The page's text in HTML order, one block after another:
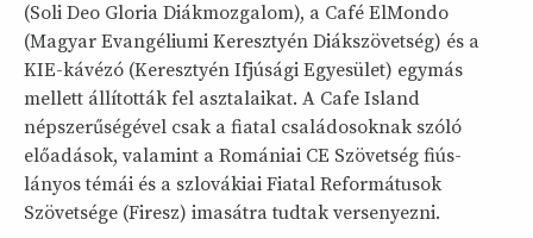
(Soli Deo Gloria Diákmozgalom), a Café ElMondo
(Magyar Evangéliumi Keresztyén Diákszövetség) és a
KIE-kávézó (Keresztyén Ifjúsági Egyesület) egymás
mellett állították fel asztalaikat. A Cafe Island
népszerűségével csak a fiatal családosoknak szóló
előadások, valamint a Romániai CE Szövetség fiús-
lányos témái és a szlovákiai Fiatal Reformátusok
Szövetsége (Firesz) imasátra tudtak versenyezni.